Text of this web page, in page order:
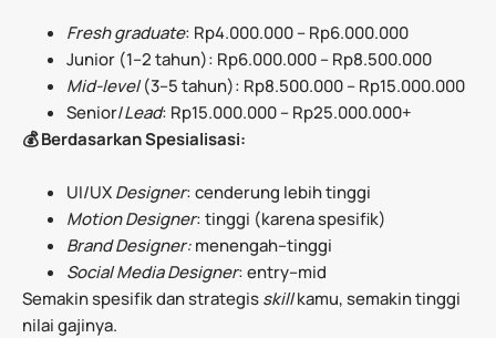
Fresh graduate: Rp4.000.000 – Rp6.000.000
Junior (1–2 tahun): Rp6.000.000 – Rp8.500.000
Mid-level(3–5 tahun): Rp8.500.000 – Rp15.000.000
Senior/Lead: Rp15.000.000 – Rp25.000.000+
💰 Berdasarkan Spesialisasi:
UI/UXDesigner: cenderung lebih tinggi
Motion Designer: tinggi (karena spesifik)
Brand Designer:menengah–tinggi
Social Media Designer: entry–mid
Semakin spesifik dan strategisskillkamu, semakin tinggi
nilai gajinya.